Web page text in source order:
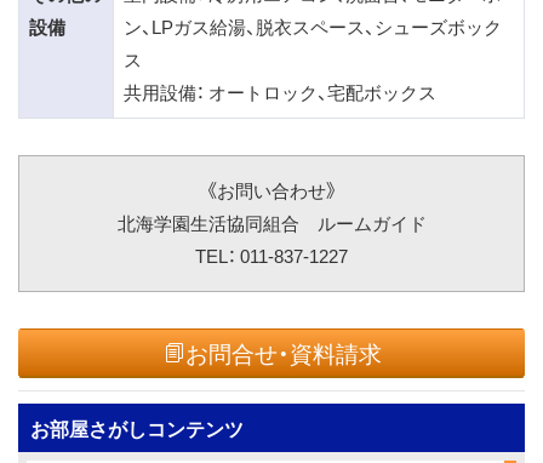
設備
ン、LPガス給湯、脱衣スペース、シューズボック
ス
共用設備： オートロック、宅配ボックス
《お問い合わせ》
北海学園生活協同組合 ルームガイド
TEL： 011-837-1227
お問合せ・資料請求
お部屋さがしコンテンツ